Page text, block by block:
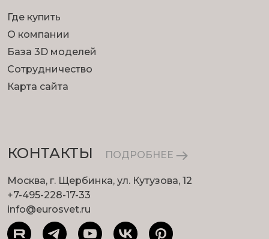
Где купить
О компании
База 3D моделей
Сотрудничество
Карта сайта
КОНТАКТЫ ПОДРОБНЕЕ
Москва, г. Щербинка, ул. Кутузова, 12
+7-495-228-17-33
info@eurosvet.ru